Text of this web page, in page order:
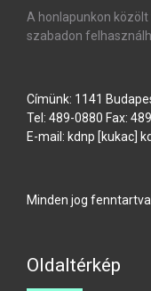
A honlapunkon
szabadon
Címünk: 1141
Tel: 489-0880 Fax:
E-mail: kdnp [kukac]
Minden jog
Oldaltérkép